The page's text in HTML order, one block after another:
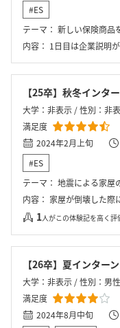
#ES
テーマ： 新しい保険商品
内容： 1日目は企業説明が中心でした。午後に
【25卒】秋冬インタ
大学：非表示 / 性別：非
満足度
2024年2月上旬
#ES
テーマ： 地震による家屋
内容： 家屋が倒壊した際に、その家屋の様子から、
1人がこの体験記を高く評
【26卒】夏インター
大学：非表示 / 性別：男
満足度
2024年8月中旬